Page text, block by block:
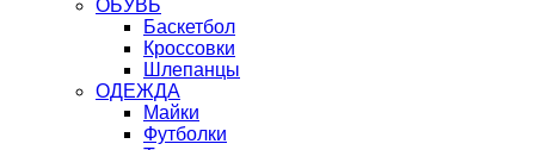
ОБУВЬ
Баскетбол
Кроссовки
Шлепанцы
ОДЕЖДА
Майки
Футболки